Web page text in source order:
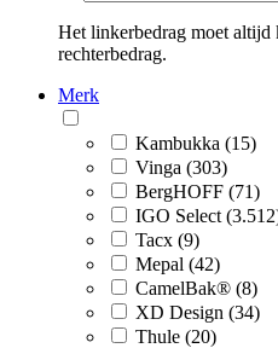
Het linkerbedrag moet altijd
rechterbedrag.
Merk
Kambukka (15)
Vinga (303)
BergHOFF (71)
IGO Select
Tacx (9)
Mepal (42)
CamelBak® (8)
XD Design (34)
Thule (20)